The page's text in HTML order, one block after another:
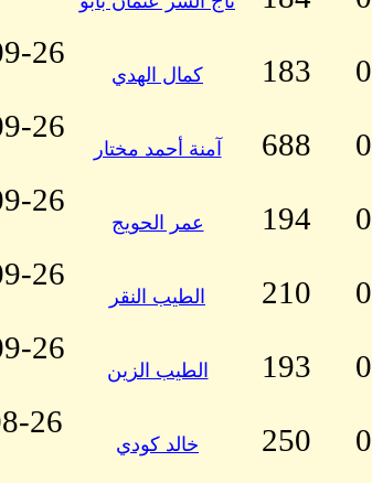
0
183 كمال الهدي
AM
0
688 آمنة أحمد مختار
AM
0
194 عمر الحويج
AM
0
210 الطيب النقر
AM
0
193 الطيب الزين
AM
0
250 خالد كودي
PM